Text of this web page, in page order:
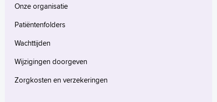
Onze organisatie
Patiëntenfolders
Wachttijden
Wijzigingen doorgeven
Zorgkosten en verzekeringen